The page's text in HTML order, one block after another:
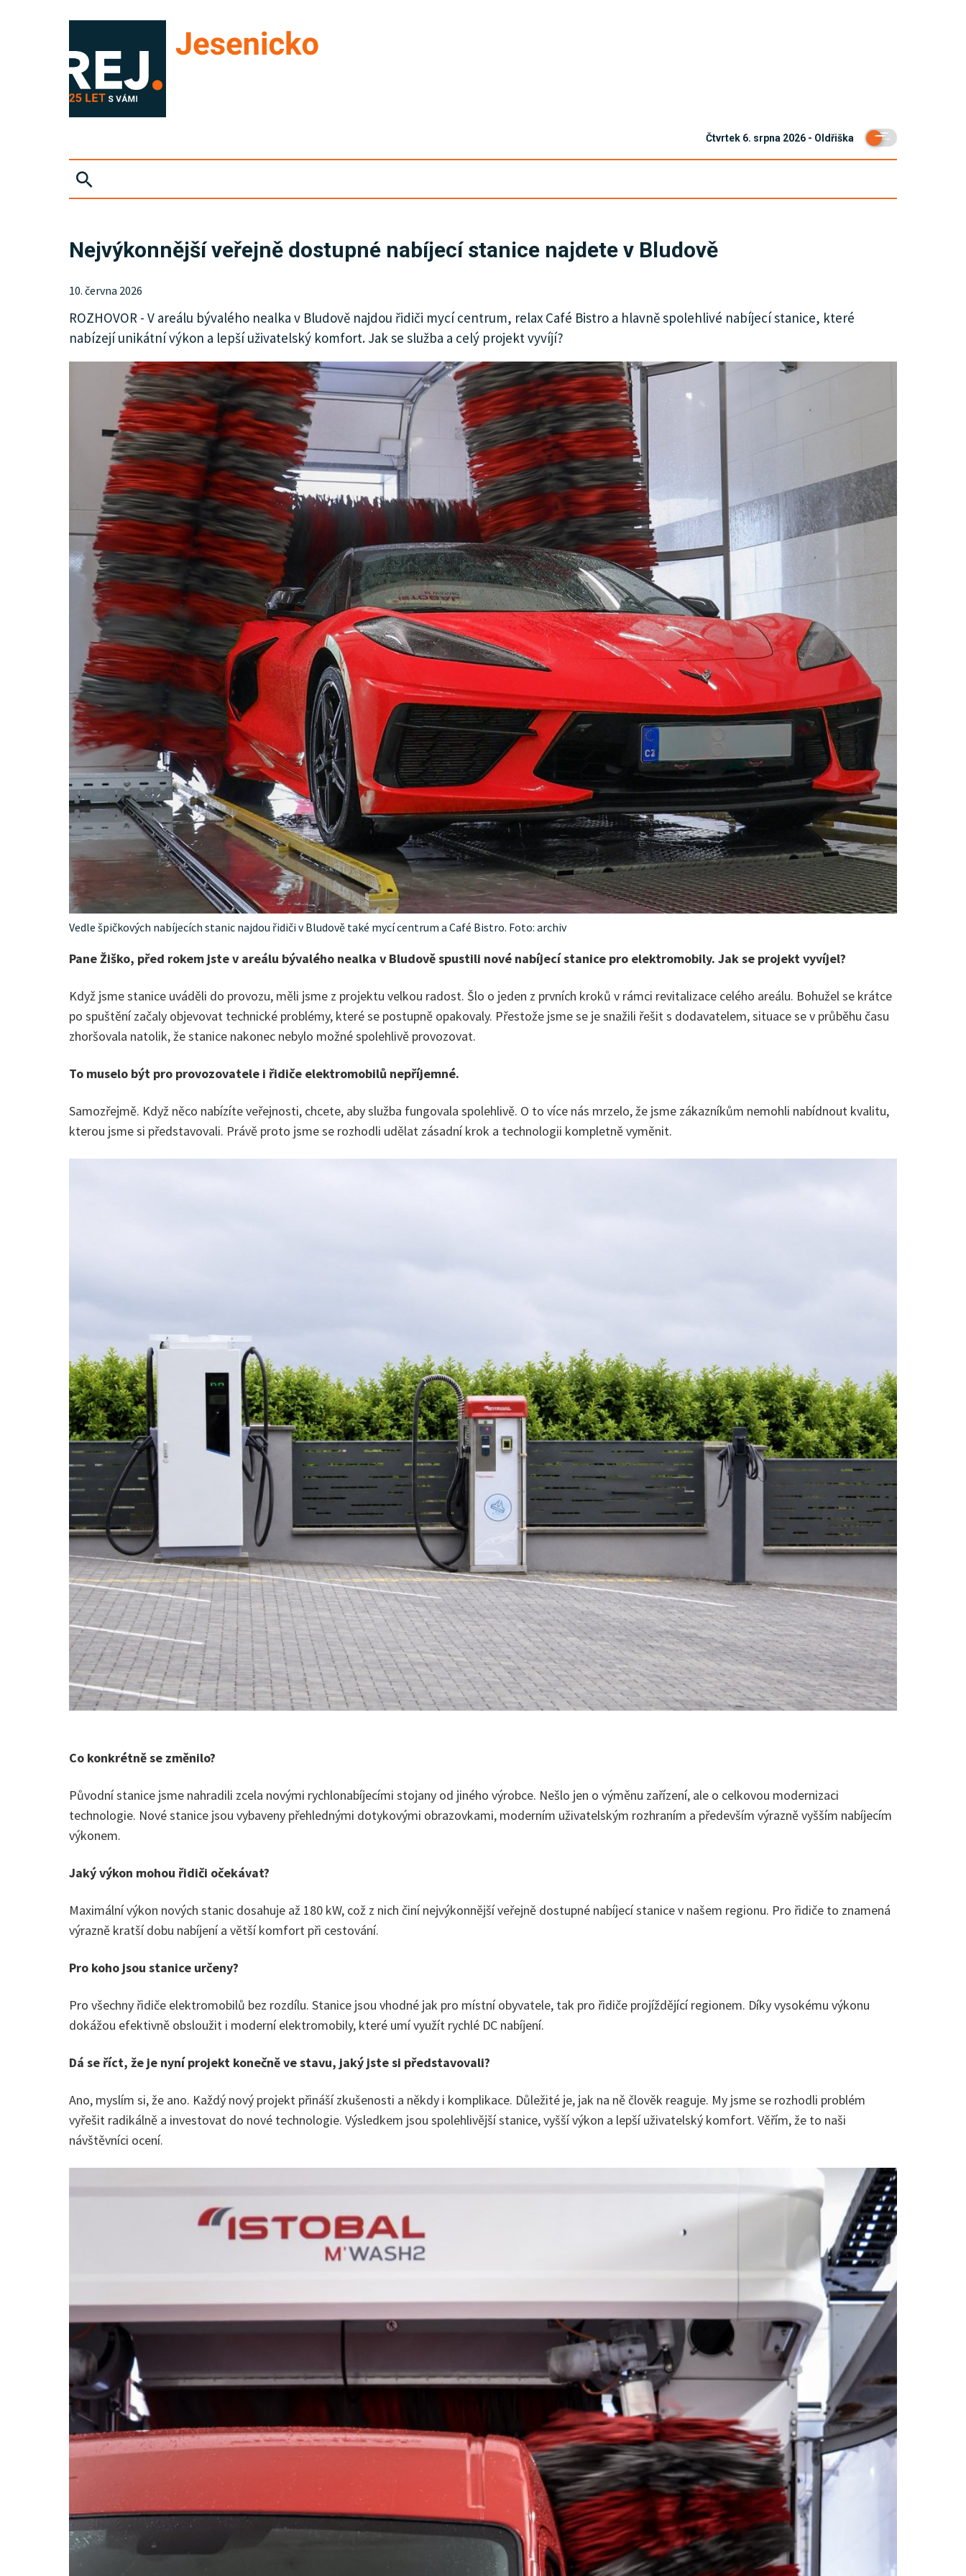
Čtvrtek 6. srpna 2026 - Oldřiška
KRIMI
KULTURA
SPOLEČNOST
MENU
INZERCE
Nejvýkonnější veřejně dostupné nabíjecí stanice najdete v Bludově
10. června 2026
ROZHOVOR - V areálu bývalého nealka v Bludově najdou řidiči mycí centrum, relax Café Bistro a hlavně spolehlivé nabíjecí stanice, které
nabízejí unikátní výkon a lepší uživatelský komfort. Jak se služba a celý projekt vyvíjí?
Vedle špičkových nabíjecích stanic najdou řidiči v Bludově také mycí centrum a Café Bistro. Foto: archiv
Pane Žiško, před rokem jste v areálu bývalého nealka v Bludově spustili nové nabíjecí stanice pro elektromobily. Jak se projekt vyvíjel?
Když jsme stanice uváděli do provozu, měli jsme z projektu velkou radost. Šlo o jeden z prvních kroků v rámci revitalizace celého areálu. Bohužel se krátce
po spuštění začaly objevovat technické problémy, které se postupně opakovaly. Přestože jsme se je snažili řešit s dodavatelem, situace se v průběhu času
zhoršovala natolik, že stanice nakonec nebylo možné spolehlivě provozovat.
To muselo být pro provozovatele i řidiče elektromobilů nepříjemné.
Samozřejmě. Když něco nabízíte veřejnosti, chcete, aby služba fungovala spolehlivě. O to více nás mrzelo, že jsme zákazníkům nemohli nabídnout kvalitu,
kterou jsme si představovali. Právě proto jsme se rozhodli udělat zásadní krok a technologii kompletně vyměnit.
Co konkrétně se změnilo?
Původní stanice jsme nahradili zcela novými rychlonabíjecími stojany od jiného výrobce. Nešlo jen o výměnu zařízení, ale o celkovou modernizaci
technologie. Nové stanice jsou vybaveny přehlednými dotykovými obrazovkami, moderním uživatelským rozhraním a především výrazně vyšším nabíjecím
výkonem.
Jaký výkon mohou řidiči očekávat?
Maximální výkon nových stanic dosahuje až 180 kW, což z nich činí nejvýkonnější veřejně dostupné nabíjecí stanice v našem regionu. Pro řidiče to znamená
výrazně kratší dobu nabíjení a větší komfort při cestování.
Pro koho jsou stanice určeny?
Pro všechny řidiče elektromobilů bez rozdílu. Stanice jsou vhodné jak pro místní obyvatele, tak pro řidiče projíždějící regionem. Díky vysokému výkonu
dokážou efektivně obsloužit i moderní elektromobily, které umí využít rychlé DC nabíjení.
Dá se říct, že je nyní projekt konečně ve stavu, jaký jste si představovali?
Ano, myslím si, že ano. Každý nový projekt přináší zkušenosti a někdy i komplikace. Důležité je, jak na ně člověk reaguje. My jsme se rozhodli problém
vyřešit radikálně a investovat do nové technologie. Výsledkem jsou spolehlivější stanice, vyšší výkon a lepší uživatelský komfort. Věřím, že to naši
návštěvníci ocení.